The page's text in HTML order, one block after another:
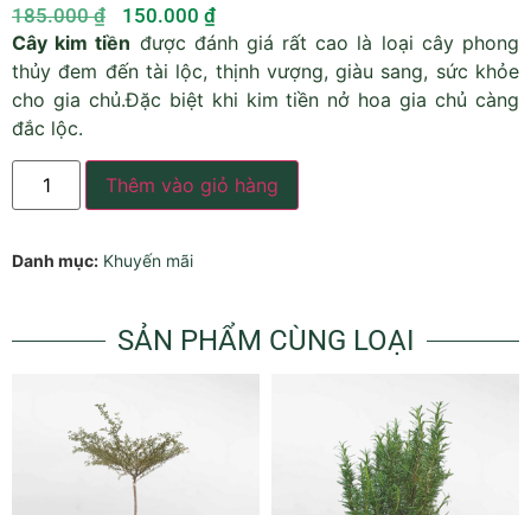
185.000₫ 150.000 ₫
Cây kim tiền được đánh giá rất cao là loại cây phong
thủy đem đến tài lộc, thịnh vượng, giàu sang, sức khỏe
cho gia chủ.Đặc biệt khi kim tiền nở hoa gia chủ càng
đắc lộc.
Thêm vào giỏ hàng
Danh mục: Khuyến mãi
SẢN PHẨM CÙNG LOẠI